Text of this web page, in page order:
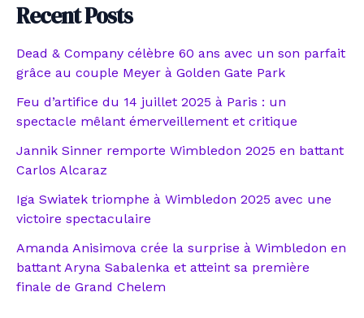
Recent Posts
Dead & Company célèbre 60 ans avec un son parfait
grâce au couple Meyer à Golden Gate Park
Feu d’artifice du 14 juillet 2025 à Paris : un
spectacle mêlant émerveillement et critique
Jannik Sinner remporte Wimbledon 2025 en battant
Carlos Alcaraz
Iga Swiatek triomphe à Wimbledon 2025 avec une
victoire spectaculaire
Amanda Anisimova crée la surprise à Wimbledon en
battant Aryna Sabalenka et atteint sa première
finale de Grand Chelem